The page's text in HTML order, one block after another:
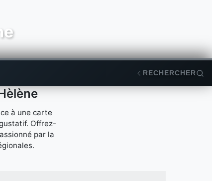
RECHERCHER
à une carte
Offrez-
par la